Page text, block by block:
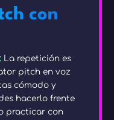
con
La repetición es
pitch en voz
cómodo y
hacerlo frente
practicar con